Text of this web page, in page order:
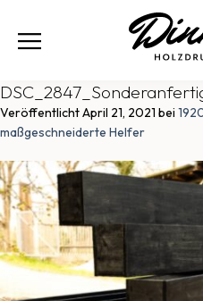
VeröffentlichtApril 21, 2021 bei
maßgeschneiderte Helfer